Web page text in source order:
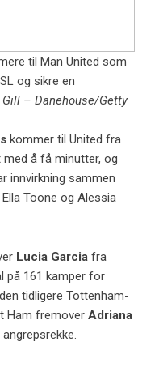
til Man United som
og sikre en
– Danehouse/Getty
kommer til United fra
med å få minutter, og
innvirkning sammen
Toone og Alessia
Lucia Garcia fra
på 161 kamper for
tidligere Tottenham-
Ham fremover Adriana